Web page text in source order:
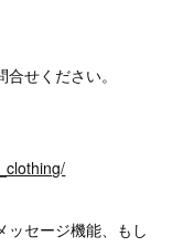
せください。
セージ機能、もし